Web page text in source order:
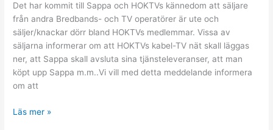
Det har kommit till Sappa och HOKTVs kännedom att säljare
från andra Bredbands- och TV operatörer är ute och
säljer/knackar dörr bland HOKTVs medlemmar. Vissa av
säljarna informerar om att HOKTVs kabel-TV nät skall läggas
ner, att Sappa skall avsluta sina tjänsteleveranser, att man
köpt upp Sappa m.m..Vi vill med detta meddelande informera
om att
Allente
Läs mer »